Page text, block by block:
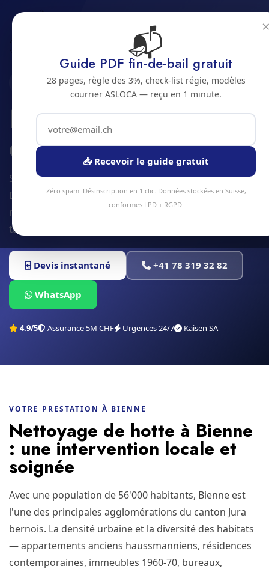
Nettoyage de hotte
Bienne
2500 · JURA BERNOIS
Nettoyage de hotte
de cuisine a Bienne
Service nettoyage de hotte à Bienne et alentours.
Devis gratuit sous 24h, intervention sous 48h en
moyenne. Équipe locale, matériel professionnel,
tarifs transparents.
Devis instantané +41 78 319 32 82
WhatsApp
4.9/5 Assurance 5M CHF Urgences 24/7 Kaisen SA
VOTRE PRESTATION À BIENNE
Nettoyage de hotte à Bienne
: une intervention locale et
soignée
Avec une population de 56'000 habitants, Bienne est
l'une des principales agglomérations du canton Jura
bernois. La densité urbaine et la diversité des habitats
— appartements anciens haussmanniens, résidences
contemporaines, immeubles 1960-70, bureaux,
📬
Guide PDF fin-de-bail gratuit
28 pages, règle des 3%, check-list régie, modèles
courrier ASLOCA — reçu en 1 minute.
📥 Recevoir le guide gratuit
Zéro spam. Désinscription en 1 clic. Données stockées en Suisse,
conformes LPD + RGPD.